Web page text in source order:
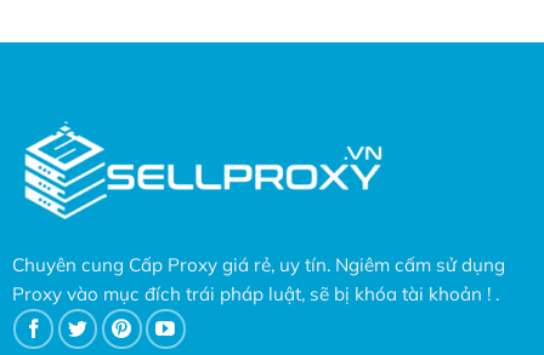
Chuyên cung Cấp Proxy giá rẻ, uy tín. Ngiêm cấm sử dụng
Proxy vào mục đích trái pháp luật, sẽ bị khóa tài khoản ! .